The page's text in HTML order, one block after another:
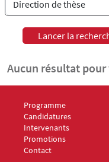
Aucun résultat
Menu Footer Master ISF 1
Programme
Menu Footer Master ISF 2
Candidatures
Menu Footer Master ISF 3
Intervenants
Menu Footer Master ISF 4
Promotions
Menu Footer Master ISF 5
Contact